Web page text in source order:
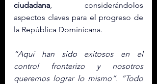
ciudadana, considerándolos
aspectos claves para el progreso de
la República Dominicana.
“Aquí han sido exitosos en el
control fronterizo y nosotros
queremos lograr lo mismo”. “Todo